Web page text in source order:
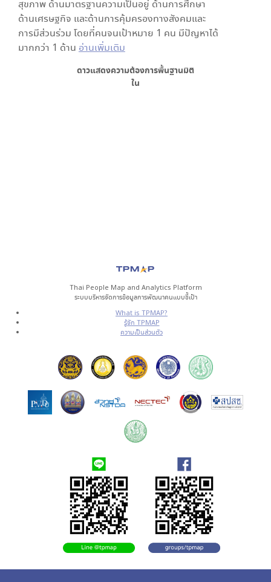
สุขภาพ ด้านมาตรฐานความเป็นอยู่ ด้านการศึกษา
ด้านเศรษฐกิจ และด้านการคุ้มครองทางสังคมและ
การมีส่วนร่วม โดยที่คนจนเป้าหมาย 1 คน มีปัญหาได้
มากกว่า 1 ด้าน อ่านเพิ่มเติม
ดาวแสดงความต้องการพื้นฐานมิติ
ใน
Thai People Map and Analytics Platform
ระบบบริหารจัดการข้อมูลการพัฒนาคนแบบชี้เป้า
What is TPMAP?
รู้จัก TPMAP
ความเป็นส่วนตัว